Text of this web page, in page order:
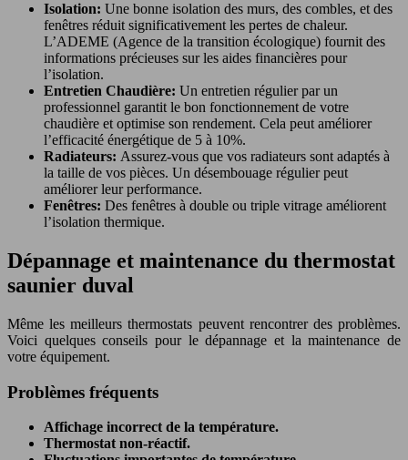
Isolation: Une bonne isolation des murs, des combles, et des
fenêtres réduit significativement les pertes de chaleur.
L’ADEME (Agence de la transition écologique) fournit des
informations précieuses sur les aides financières pour
l’isolation.
Entretien Chaudière: Un entretien régulier par un
professionnel garantit le bon fonctionnement de votre
chaudière et optimise son rendement. Cela peut améliorer
l’efficacité énergétique de 5 à 10%.
Radiateurs: Assurez-vous que vos radiateurs sont adaptés à
la taille de vos pièces. Un désembouage régulier peut
améliorer leur performance.
Fenêtres: Des fenêtres à double ou triple vitrage améliorent
l’isolation thermique.
Dépannage et maintenance du thermostat
saunier duval
Même les meilleurs thermostats peuvent rencontrer des problèmes.
Voici quelques conseils pour le dépannage et la maintenance de
votre équipement.
Problèmes fréquents
Affichage incorrect de la température.
Thermostat non-réactif.